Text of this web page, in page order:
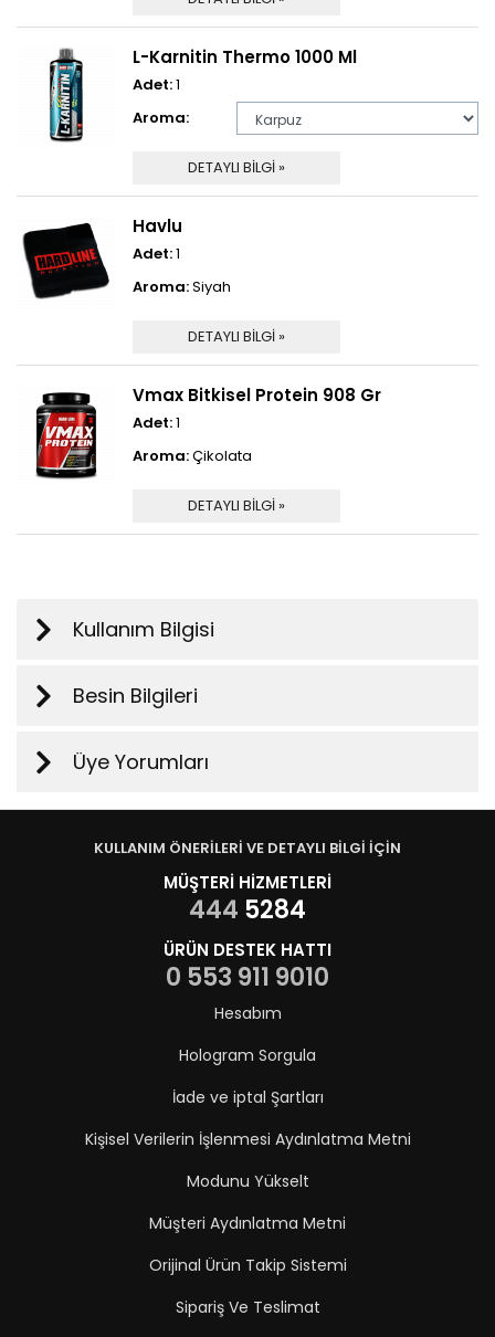
L-Karnitin Thermo 1000 Ml
Adet:1
Aroma:
DETAYLI BİLGİ »
Havlu
Adet:1
Aroma:Siyah
DETAYLI BİLGİ »
Vmax Bitkisel Protein 908 Gr
Adet:1
Aroma:Çikolata
DETAYLI BİLGİ »
Kullanım Bilgisi
Besin Bilgileri
Üye Yorumları
KULLANIM ÖNERİLERİ VE DETAYLI BİLGİ İÇİN
MÜŞTERİ HİZMETLERİ
444 5284
ÜRÜN DESTEK HATTI
0 553 911 9010
Hesabım
Hologram Sorgula
İade ve iptal Şartları
Kişisel Verilerin İşlenmesi Aydınlatma Metni
Modunu Yükselt
Müşteri Aydınlatma Metni
Orijinal Ürün Takip Sistemi
Sipariş Ve Teslimat